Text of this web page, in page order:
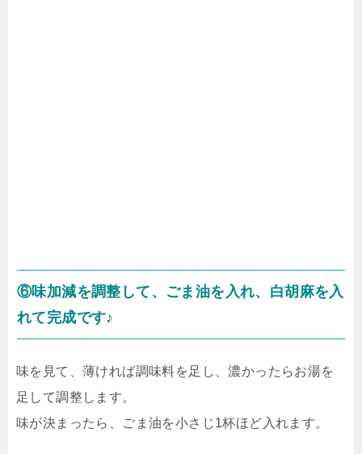
⑥味加減を調整して、ごま油を入れ、白胡麻を入
れて完成です♪
味を見て、薄ければ調味料を足し、濃かったらお湯を
足して調整します。
味が決まったら、ごま油を小さじ1杯ほど入れます。